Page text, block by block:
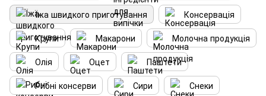
Їжа швидкого приготування
Консервація
Крупи
Макарони
Молочна продукція
Олія
Оцет
Паштети
Рибні консерви
Сири
Снеки